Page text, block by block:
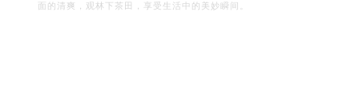
面的清爽，观林下茶田，享受生活中的美妙瞬间。